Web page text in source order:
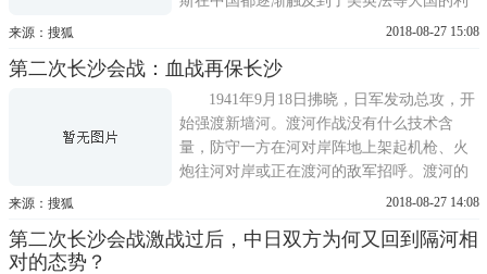
益，于是美英法等西方列强逐渐改变了原先
免与轴心国阵营直接交战而造成自己大规模
的流血牺牲，因此开始大举支持和援助中国
的反抗日寇法西斯战争，并开始对日...
来源：搜狐 2018-08-27 15:08
第二次长沙会战：血战再保长沙
1941年9月18日拂晓，日军发动总攻，开
始强渡新墙河。渡河作战没有什么技术含
量，防守一方在河对岸阵地上架起机枪、火
炮往河对岸或正在渡河的敌军招呼。渡河的
一方在岸上架起火炮压制河对岸的火力，渡
一路扫射过去，运气好的就过去了，运气不
来源：搜狐 2018-08-27 14:08
第二次长沙会战激战过后，中日双方为何又回到隔河相
对的态势？